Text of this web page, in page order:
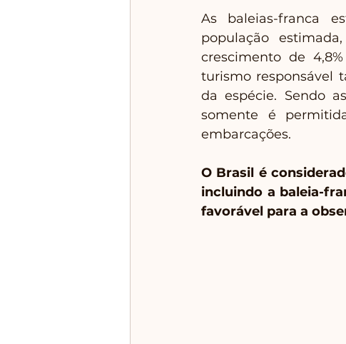
As baleias-franca
população
crescimento de
turismo responsável
da espécie. Sendo
somente é
embarcações.
O Brasil é
incluindo a baleia-
favorável para a